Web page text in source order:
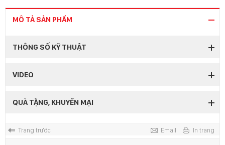
MÔ TẢ SẢN PHẨM
THÔNG SỐ KỸ THUẬT
VIDEO
QUÀ TẶNG, KHUYẾN MẠI
Trang trước Email In trang